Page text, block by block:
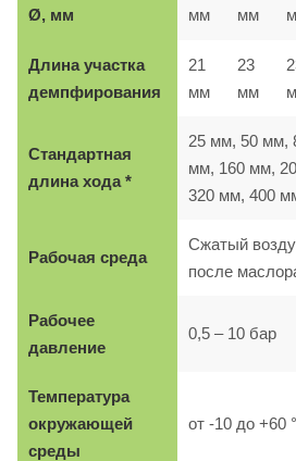
Ø, мм
мм
мм
Длина участка
демпфирования
21
мм
23
мм
Стандартная
длина хода *
25 мм, 50 мм,
мм, 160 мм,
320 мм, 400
Рабочая среда
Сжатый
после
Рабочее
давление
0,5 – 10 бар
Температура
окружающей
среды
от -10 до +60